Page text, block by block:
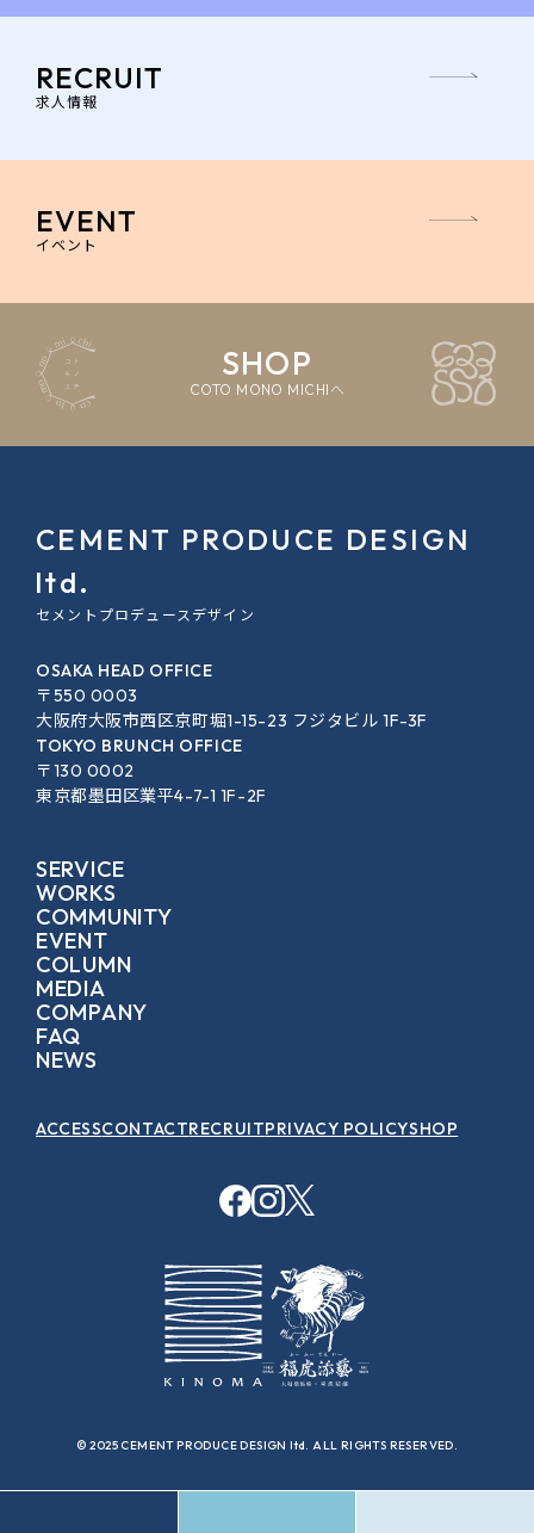
RECRUIT
求人情報
EVENT
イベント
SHOP
COTO MONO MICHIへ
セメントプロデュースデザイン
CEMENT PRODUCE DESIGN
ltd.
OSAKA HEAD OFFICE
〒550 0003
大阪府大阪市西区京町堀1-15-23 フジタビル 1F-3F
TOKYO BRUNCH OFFICE
〒130 0002
東京都墨田区業平4-7-1 1F-2F
SERVICE
WORKS
COMMUNITY
EVENT
COLUMN
MEDIA
COMPANY
FAQ
NEWS
ACCESSCONTACTRECRUITPRIVACY POLICYSHOP
© 2025 CEMENT PRODUCE DESIGN ltd. ALL RIGHTS RESERVED.